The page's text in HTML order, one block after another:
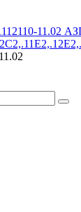
11.02